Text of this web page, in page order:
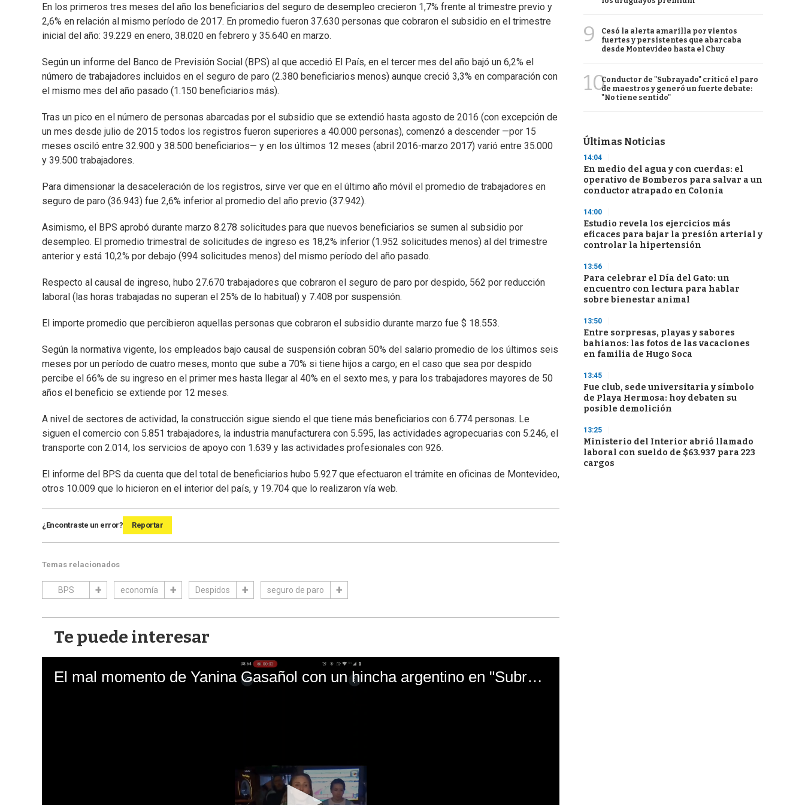
En los primeros tres meses del año los beneficiarios del seguro de desempleo crecieron 1,7% frente al trimestre previo y
2,6% en relación al mismo período de 2017. En promedio fueron 37.630 personas que cobraron el subsidio en el trimestre
inicial del año: 39.229 en enero, 38.020 en febrero y 35.640 en marzo.
Según un informe del Banco de Previsión Social (BPS) al que accedió El País, en el tercer mes del año bajó un 6,2% el
número de trabajadores incluidos en el seguro de paro (2.380 beneficiarios menos) aunque creció 3,3% en comparación con
el mismo mes del año pasado (1.150 beneficiarios más).
Tras un pico en el número de personas abarcadas por el subsidio que se extendió hasta agosto de 2016 (con excepción de
un mes desde julio de 2015 todos los registros fueron superiores a 40.000 personas), comenzó a descender —por 15
meses osciló entre 32.900 y 38.500 beneficiarios— y en los últimos 12 meses (abril 2016-marzo 2017) varió entre 35.000
y 39.500 trabajadores.
Para dimensionar la desaceleración de los registros, sirve ver que en el último año móvil el promedio de trabajadores en
seguro de paro (36.943) fue 2,6% inferior al promedio del año previo (37.942).
Asimismo, el BPS aprobó durante marzo 8.278 solicitudes para que nuevos beneficiarios se sumen al subsidio por
desempleo. El promedio trimestral de solicitudes de ingreso es 18,2% inferior (1.952 solicitudes menos) al del trimestre
anterior y está 10,2% por debajo (994 solicitudes menos) del mismo período del año pasado.
Respecto al causal de ingreso, hubo 27.670 trabajadores que cobraron el seguro de paro por despido, 562 por reducción
laboral (las horas trabajadas no superan el 25% de lo habitual) y 7.408 por suspensión.
El importe promedio que percibieron aquellas personas que cobraron el subsidio durante marzo fue $ 18.553.
Según la normativa vigente, los empleados bajo causal de suspensión cobran 50% del salario promedio de los últimos seis
meses por un período de cuatro meses, monto que sube a 70% si tiene hijos a cargo; en el caso que sea por despido
percibe el 66% de su ingreso en el primer mes hasta llegar al 40% en el sexto mes, y para los trabajadores mayores de 50
años el beneficio se extiende por 12 meses.
A nivel de sectores de actividad, la construcción sigue siendo el que tiene más beneficiarios con 6.774 personas. Le
siguen el comercio con 5.851 trabajadores, la industria manufacturera con 5.595, las actividades agropecuarias con 5.246, el
transporte con 2.014, los servicios de apoyo con 1.639 y las actividades profesionales con 926.
El informe del BPS da cuenta que del total de beneficiarios hubo 5.927 que efectuaron el trámite en oficinas de Montevideo,
otros 10.009 que lo hicieron en el interior del país, y 19.704 que lo realizaron vía web.
¿Encontraste un error? Reportar
Temas relacionados
BPS economía Despidos seguro de paro
Te puede interesar
El mal momento de Yanina Gasañol con un hincha argentino en "Subrayado"
9
Cesó la alerta amarilla por vientos
fuertes y persistentes que abarcaba
desde Montevideo hasta el Chuy
10Conductor de "Subrayado" criticó el paro
de maestros y generó un fuerte debate:
"No tiene sentido"
Últimas Noticias
14:04
En medio del agua y con cuerdas: el
operativo de Bomberos para salvar a un
conductor atrapado en Colonia
14:00
Estudio revela los ejercicios más
eficaces para bajar la presión arterial y
controlar la hipertensión
13:56
Para celebrar el Día del Gato: un
encuentro con lectura para hablar
sobre bienestar animal
13:50
Entre sorpresas, playas y sabores
bahianos: las fotos de las vacaciones
en familia de Hugo Soca
13:45
Fue club, sede universitaria y símbolo
de Playa Hermosa: hoy debaten su
posible demolición
13:25
Ministerio del Interior abrió llamado
laboral con sueldo de $63.937 para 223
cargos